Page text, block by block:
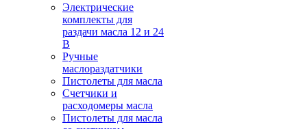
Электрические
комплекты для
раздачи масла 12 и 24
В
Ручные
маслораздатчики
Пистолеты для масла
Счетчики и
расходомеры масла
Пистолеты для масла